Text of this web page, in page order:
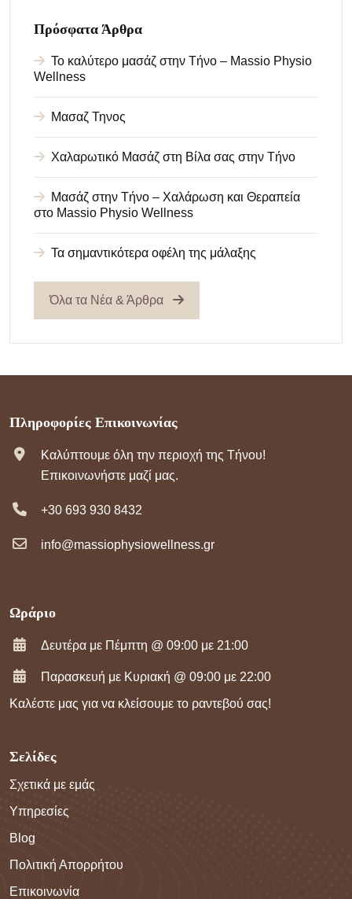
Πρόσφατα Άρθρα
Το καλύτερο μασάζ στην Τήνο – Massio Physio
Wellness
Μασαζ Τηνος
Χαλαρωτικό Μασάζ στη Βίλα σας στην Τήνο
Μασάζ στην Τήνο – Χαλάρωση και Θεραπεία
στο Massio Physio Wellness
Τα σημαντικότερα οφέλη της μάλαξης
Όλα τα Νέα & Άρθρα
Πληροφορίες Επικοινωνίας
Καλύπτουμε όλη την περιοχή της Τήνου!
Επικοινωνήστε μαζί μας.
+30 693 930 8432
info@massiophysiowellness.gr
Ωράριο
Δευτέρα με Πέμπτη @ 09:00 με 21:00
Παρασκευή με Κυριακή @ 09:00 με 22:00
Καλέστε μας για να κλείσουμε το ραντεβού σας!
Σελίδες
Σχετικά με εμάς
Υπηρεσίες
Blog
Πολιτική Απορρήτου
Επικοινωνία